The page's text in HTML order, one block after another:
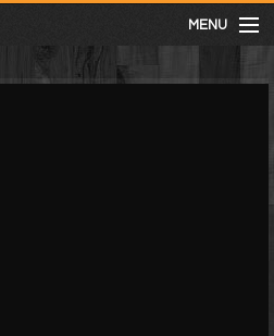
MENU